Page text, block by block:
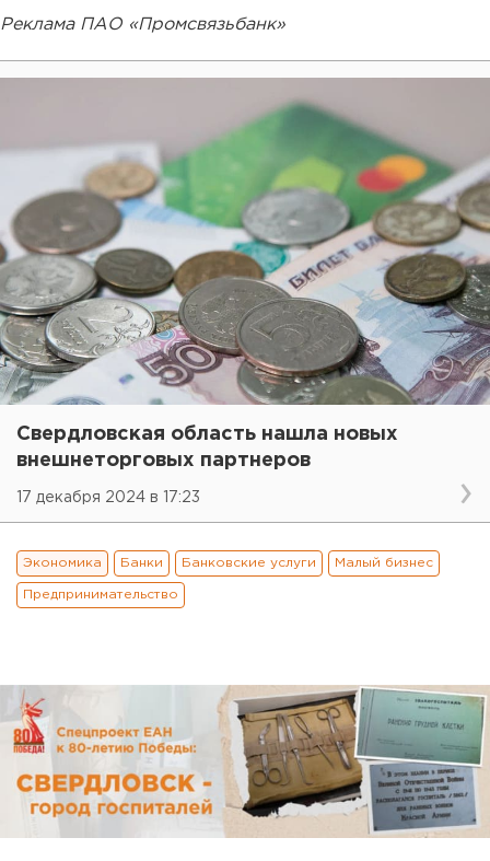
Реклама ПАО «Промсвязьбанк»
Свердловская область нашла новых
внешнеторговых партнеров
17 декабря 2024 в 17:23
Экономика Банки Банковские услуги Малый бизнес
Предпринимательство